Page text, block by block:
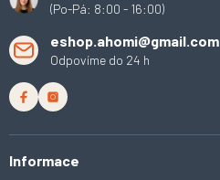
(Po-Pá: 8:00 - 16:00)
eshop.ahomi@gmail.com
Odpovíme do 24 h
Informace